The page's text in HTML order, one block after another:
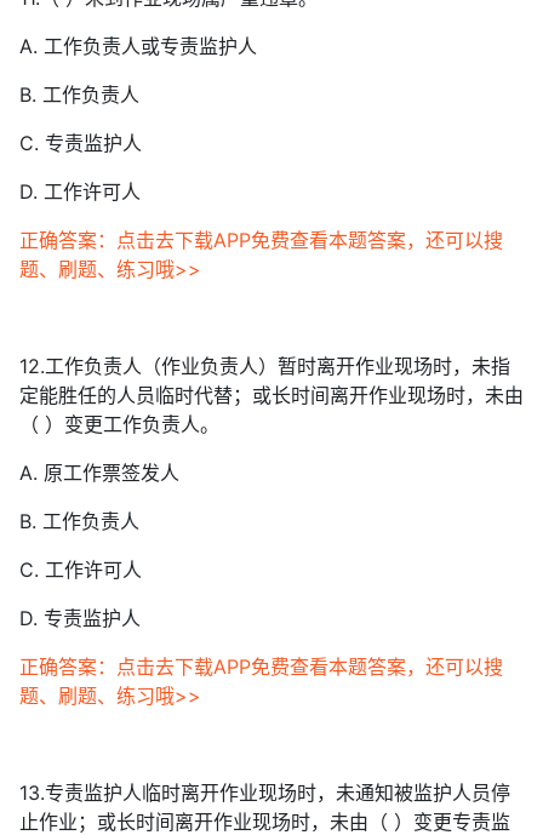
A. 工作负责人或专责监护人
B. 工作负责人
C. 专责监护人
D. 工作许可人
正确答案：点击去下载APP免费查看本题答案，还可以搜
题、刷题、练习哦>>
12.工作负责人（作业负责人）暂时离开作业现场时，未指
定能胜任的人员临时代替；或长时间离开作业现场时，未由
（ ）变更工作负责人。
A. 原工作票签发人
B. 工作负责人
C. 工作许可人
D. 专责监护人
正确答案：点击去下载APP免费查看本题答案，还可以搜
题、刷题、练习哦>>
13.专责监护人临时离开作业现场时，未通知被监护人员停
止作业；或长时间离开作业现场时，未由（ ）变更专责监